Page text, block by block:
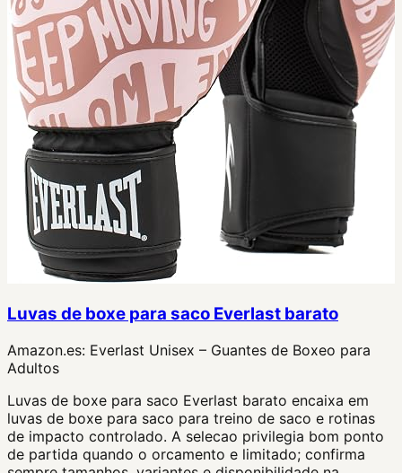
Luvas de boxe para saco Everlast barato
Amazon.es: Everlast Unisex – Guantes de Boxeo para
Adultos
Luvas de boxe para saco Everlast barato encaixa em
luvas de boxe para saco para treino de saco e rotinas
de impacto controlado. A selecao privilegia bom ponto
de partida quando o orcamento e limitado; confirma